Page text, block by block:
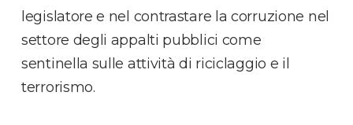
legislatore e nel contrastare la corruzione nel
settore degli appalti pubblici come
sentinella sulle attività di riciclaggio e il
terrorismo.